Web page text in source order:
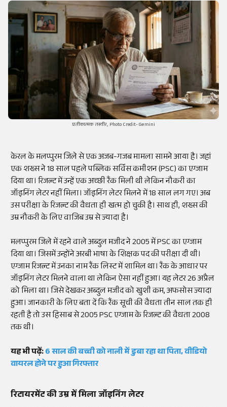
प्रतीकात्मक तस्वीर, Photo Credit- Gemini
केरल के मलप्पुरम जिले से एक अजब-गजब मामला सामने आया है। जहां
एक शख्स ने 18 साल पहले पब्लिक सर्विस कमीशन (PSC) का एग्जाम
दिया था। रिजल्ट में उन्हें एक अच्छी रैंक मिली थी लेकिन नौकरी का
जॉइनिंग लेटर नहीं मिला। जॉइनिंग लेटर मिलने में 18 साल लग गए। अब
उस परीक्षा के रिजल्ट की वैधता ही खत्म हो चुकी है। साथ ही, शख्स की
उम्र नौकरी के लिए वाजिब उम्र से ज्यादा है।
मलप्पुरम जिले में रहने वाले अब्दुल मजीद ने 2005 में PSC का एग्जाम
दिया था। जिसमें उन्होंने अरबी भाषा के शिक्षक पद की परीक्षा दी थी।
एग्जाम रिजल्ट में उनका नाम रैंक लिस्ट में शामिल था। रैंक के आधार पर
जॉइनिंग लेटर मिलने वाला था लेकिन ऐसा नहीं हुआ। यह लेटर 26 अप्रैल
को मिला था। जिसे देखकर अब्दुल मजीद को खुशी कम, अफसोस ज्यादा
हुआ। जानकारी के लिए बता दें कि रैंक सूची की वैधता तीन साल तक ही
रहती है तो उस हिसाब से 2005 PSC एग्जाम के रिजल्ट की वैधता 2008
तक थी।
यह भी पढ़ें:6 साल की बच्ची को नाली में डुबा रहा था पिता, वीडियो
वायरल होने पर हुआ गिरफ्तार
रिटायरमेंट की उम्र में मिला जॉइनिंग लेटर